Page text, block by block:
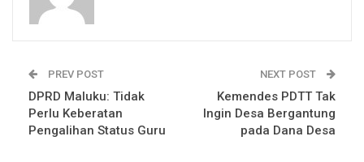
PREV POST
DPRD Maluku: Tidak
Perlu Keberatan
Pengalihan Status Guru
NEXT POST
Kemendes PDTT Tak
Ingin Desa Bergantung
pada Dana Desa